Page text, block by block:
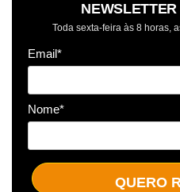
Toda sexta-feira às 8 horas,
Email*
Nome*
QUERO